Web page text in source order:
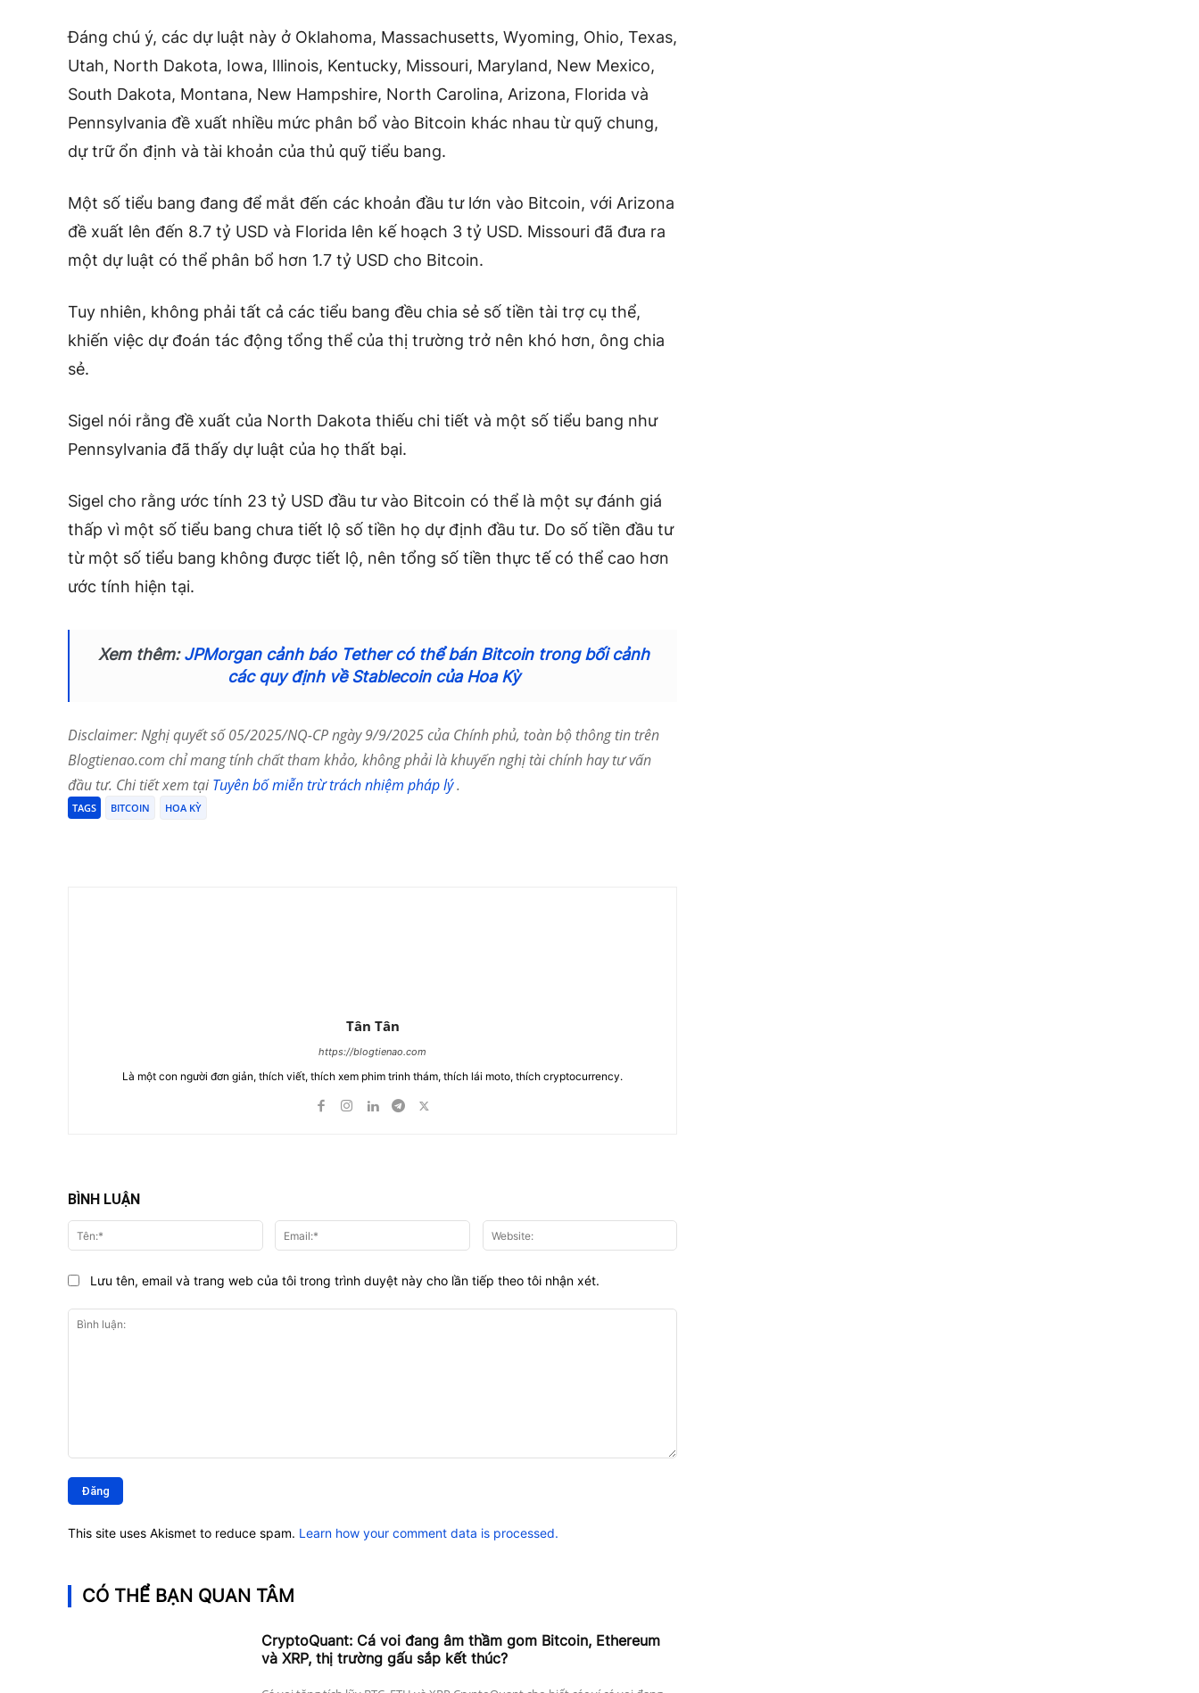
Đáng chú ý, các dự luật này ở Oklahoma, Massachusetts, Wyoming, Ohio, Texas,
Utah, North Dakota, Iowa, Illinois, Kentucky, Missouri, Maryland, New Mexico,
South Dakota, Montana, New Hampshire, North Carolina, Arizona, Florida và
Pennsylvania đề xuất nhiều mức phân bổ vào Bitcoin khác nhau từ quỹ chung,
dự trữ ổn định và tài khoản của thủ quỹ tiểu bang.
Một số tiểu bang đang để mắt đến các khoản đầu tư lớn vào Bitcoin, với Arizona
đề xuất lên đến 8.7 tỷ USD và Florida lên kế hoạch 3 tỷ USD. Missouri đã đưa ra
một dự luật có thể phân bổ hơn 1.7 tỷ USD cho Bitcoin.
Tuy nhiên, không phải tất cả các tiểu bang đều chia sẻ số tiền tài trợ cụ thể,
khiến việc dự đoán tác động tổng thể của thị trường trở nên khó hơn, ông chia
sẻ.
Sigel nói rằng đề xuất của North Dakota thiếu chi tiết và một số tiểu bang như
Pennsylvania đã thấy dự luật của họ thất bại.
Sigel cho rằng ước tính 23 tỷ USD đầu tư vào Bitcoin có thể là một sự đánh giá
thấp vì một số tiểu bang chưa tiết lộ số tiền họ dự định đầu tư. Do số tiền đầu tư
từ một số tiểu bang không được tiết lộ, nên tổng số tiền thực tế có thể cao hơn
ước tính hiện tại.
Xem thêm:JPMorgan cảnh báo Tether có thể bán Bitcoin trong bối cảnh
các quy định về Stablecoin của Hoa Kỳ
Disclaimer: Nghị quyết số 05/2025/NQ-CP ngày 9/9/2025 của Chính phủ, toàn bộ thông tin trên
Blogtienao.com chỉ mang tính chất tham khảo, không phải là khuyến nghị tài chính hay tư vấn
đầu tư. Chi tiết xem tạiTuyên bố miễn trừ trách nhiệm pháp lý.
TAGS BITCOIN HOA KỲ
Tân Tân
https://blogtienao.com
Là một con người đơn giản, thích viết, thích xem phim trinh thám, thích lái moto, thích cryptocurrency.
BÌNH LUẬN
luận:
Tên:* Email:*
Lưu tên, email và trang web của tôi trong trình duyệt này cho lần tiếp theo tôi nhận xét.
This site uses Akismet to reduce spam. Learn how your comment data is processed.
CÓ THỂ BẠN QUAN TÂM
CryptoQuant: Cá voi đang âm thầm gom Bitcoin, Ethereum
và XRP, thị trường gấu sắp kết thúc?